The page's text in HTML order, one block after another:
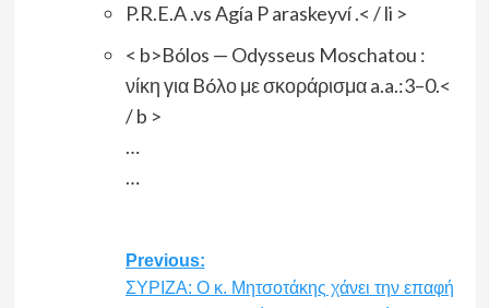
P.R.E.A .vs Agía P araskeyví .< / li >
< b>Bólos — Odysseus Moschatou :
νίκη για Bóλο με σκοράρισμα a.a.:3–0.<
/ b >
…
…
Post
navigation
Previous:
ΣΥΡΙΖΑ: Ο κ. Μητσοτάκης χάνει την επαφή